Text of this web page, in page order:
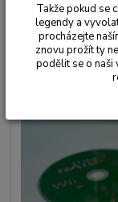
Takže pokud se
legendy a
procházejte
znovu prožít ty
podělit se o naši